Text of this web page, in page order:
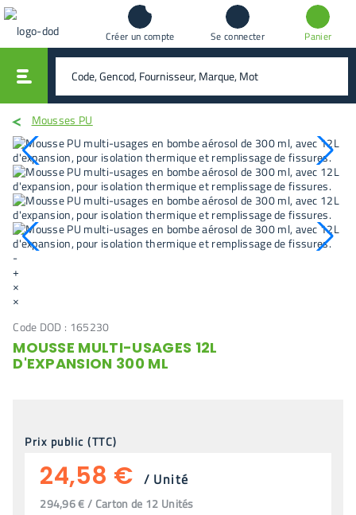
Créer un compte Se connecter Panier
rechercher
Mousses PU
-
+
×
×
Code DOD : 165230
MOUSSE MULTI-USAGES 12L
D'EXPANSION 300 ML
Prix public (TTC)
24,58 € / Unité
294,96 € / Carton de 12 Unités